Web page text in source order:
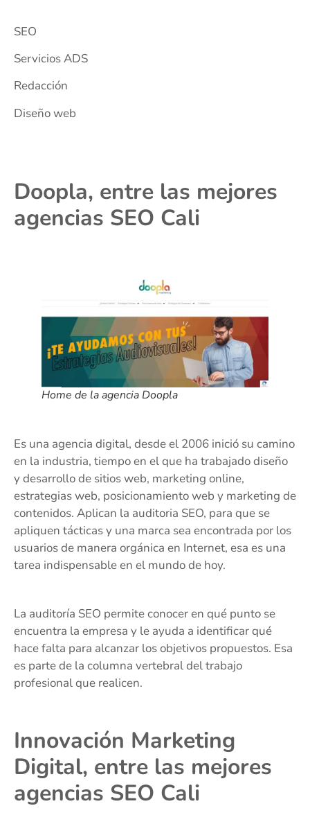
SEO
Servicios ADS
Redacción
Diseño web
Doopla, entre las mejores
agencias SEO Cali
Home de la agencia Doopla
Es una agencia digital, desde el 2006 inició su camino
en la industria, tiempo en el que ha trabajado diseño
y desarrollo de sitios web, marketing online,
estrategias web, posicionamiento web y marketing de
contenidos. Aplican la auditoria SEO, para que se
apliquen tácticas y una marca sea encontrada por los
usuarios de manera orgánica en Internet, esa es una
tarea indispensable en el mundo de hoy.
La auditoría SEO permite conocer en qué punto se
encuentra la empresa y le ayuda a identificar qué
hace falta para alcanzar los objetivos propuestos. Esa
es parte de la columna vertebral del trabajo
profesional que realicen.
Innovación Marketing
Digital, entre las mejores
agencias SEO Cali